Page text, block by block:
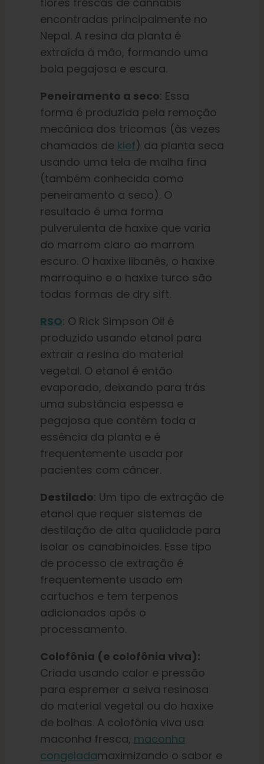
encontradas principalmente no
Nepal. A resina da planta é
extraída à mão, formando uma
bola pegajosa e escura.
Peneiramento a seco: Essa
forma é produzida pela remoção
mecânica dos tricomas (às vezes
chamados de kief) da planta seca
usando uma tela de malha fina
(também conhecida como
peneiramento a seco). O
resultado é uma forma
pulverulenta de haxixe que varia
do marrom claro ao marrom
escuro. O haxixe libanês, o haxixe
marroquino e o haxixe turco são
todas formas de dry sift.
RSO: O Rick Simpson Oil é
produzido usando etanol para
extrair a resina do material
vegetal. O etanol é então
evaporado, deixando para trás
uma substância espessa e
pegajosa que contém toda a
essência da planta e é
frequentemente usada por
pacientes com câncer.
Destilado: Um tipo de extração de
etanol que requer sistemas de
destilação de alta qualidade para
isolar os canabinoides. Esse tipo
de processo de extração é
frequentemente usado em
cartuchos e tem terpenos
adicionados após o
processamento.
Colofônia (e colofônia viva):
Criada usando calor e pressão
para espremer a seiva resinosa
do material vegetal ou do haxixe
de bolhas. A colofônia viva usa
maconha fresca, maconha
congeladamaximizando o sabor e